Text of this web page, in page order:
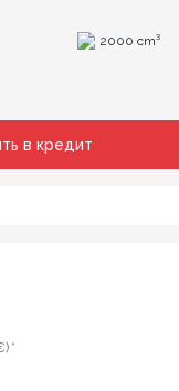
2000 cm³
в кредит
*